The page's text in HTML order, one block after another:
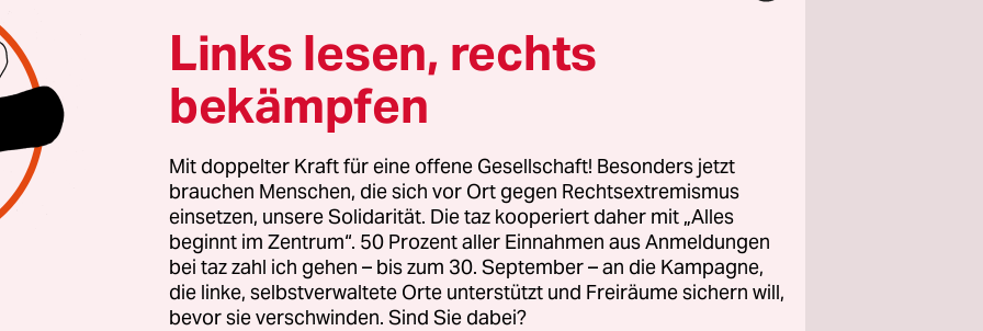
hätte. Aber Nyara Sabally wird künftig in New York
spielen, nicht in Dallas wie ihre große Schwester Satou. Die
beiden deutschen Nationalspielerinnen wurde beim
Draft der WNBA als fünfte Nachwuchsspielerin ihres
New York Liberty ausgewählt – nicht ganz so hoch wie
die an zweiter Stelle gedraftet wurde und seit 2020 für
im weiblichen Ableger der NBA spielt.
Überraschung war das nicht. Nur Sekunden nachdem auf
in New York ihr Name aufgerufen wurde und sie das Trikot
Links lesen, rechts
bekämpfen
Mit doppelter Kraft für eine offene Gesellschaft! Besonders jetzt
brauchen Menschen, die sich vor Ort gegen Rechtsextremismus
einsetzen, unsere Solidarität. Die taz kooperiert daher mit „Alles
beginnt im Zentrum“. 50 Prozent aller Einnahmen aus Anmeldungen
bei taz zahl ich gehen – bis zum 30. September – an die Kampagne,
die linke, selbstverwaltete Orte unterstützt und Freiräume sichern will,
bevor sie verschwinden. Sind Sie dabei?